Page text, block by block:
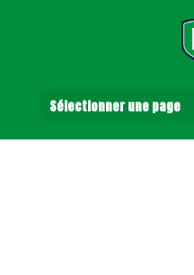
Sélectionner une page